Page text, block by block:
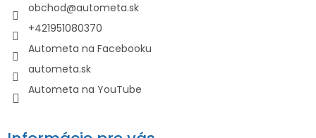
obchod@autometa.sk
+421951080370
Autometa na Facebooku
autometa.sk
Autometa na YouTube